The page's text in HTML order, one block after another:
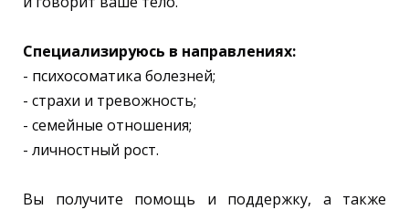
Специализируюсь в направлениях:
- психосоматика болезней;
- страхи и тревожность;
- семейные отношения;
- личностный рост.
Вы получите помощь и поддержку, а также